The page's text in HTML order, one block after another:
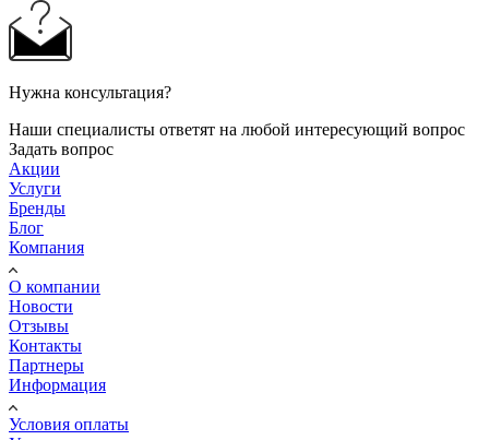
Нужна консультация?
Наши специалисты ответят на любой интересующий вопрос
Задать вопрос
Акции
Услуги
Бренды
Блог
Компания
О компании
Новости
Отзывы
Контакты
Партнеры
Информация
Условия оплаты